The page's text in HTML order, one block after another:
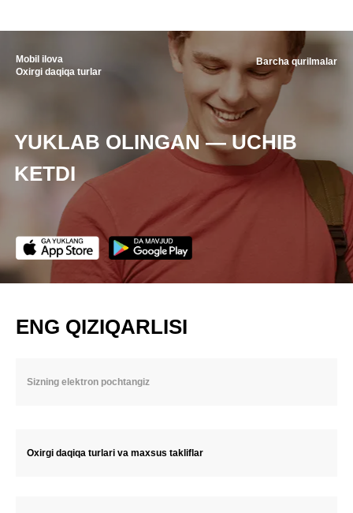
Mobil ilova
Oxirgi daqiqa turlar
YUKLAB OLINGAN — UCHIB
KETDI
Barcha qurilmalar
ENG QIZIQARLISI
Oxirgi daqiqa turlari va maxsus takliflar